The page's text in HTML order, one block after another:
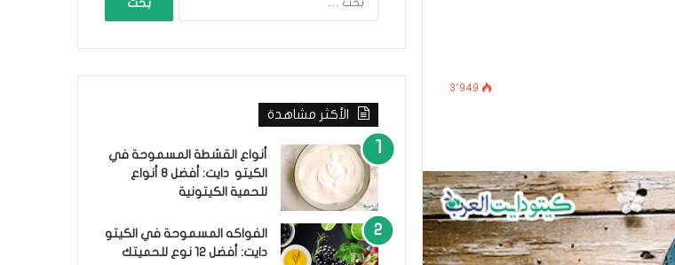
3٬949
ح
الأكثر مشاهدة
أنواع القشطة المسموحة في
الكيتو دايت: أفضل 8 أنواع
للحمية الكيتونية
الفواكه المسموحة في الكيتو
دايت: أفضل 12 نوع للحميتك